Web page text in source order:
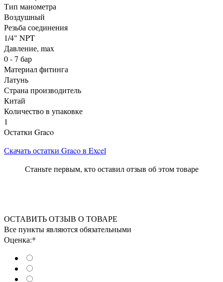
Тип манометра
Воздушный
Резьба соединения
1/4" NPT
Давление, max
0 - 7 бар
Материал фитинга
Латунь
Страна производитель
Китай
Количество в упаковке
1
Остатки Graco
Скачать остатки Graco в Excel
Станьте первым, кто оставил отзыв об этом товаре
ОСТАВИТЬ ОТЗЫВ О ТОВАРЕ
Все пункты являются обязательными
Оценка:*